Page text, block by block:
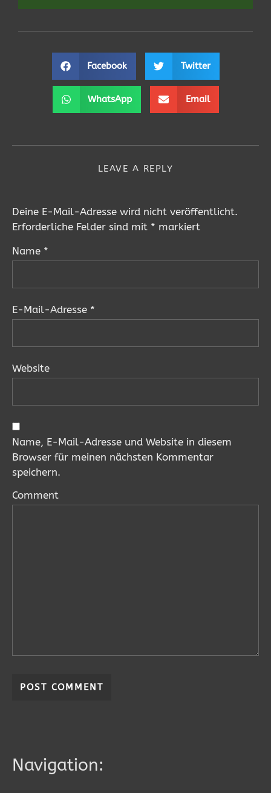
Facebook Twitter
WhatsApp Email
LEAVE A REPLY
Deine E-Mail-Adresse wird nicht veröffentlicht.
Erforderliche Felder sind mit * markiert
Name *
E-Mail-Adresse *
Website
Name, E-Mail-Adresse und Website in diesem
Browser für meinen nächsten Kommentar
speichern.
Comment
Navigation: